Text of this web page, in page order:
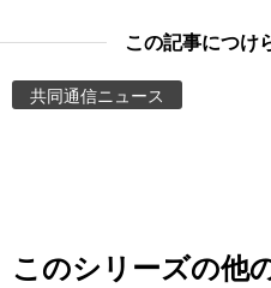
スポーツ・東京2020
Images
この記事につけ
共同通信ニュース
このシリーズの他